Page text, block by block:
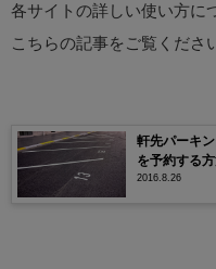
各サイトの詳しい使い方に
こちらの記事をご覧くださ
軒先パーキ
を予約する
2016.8.26